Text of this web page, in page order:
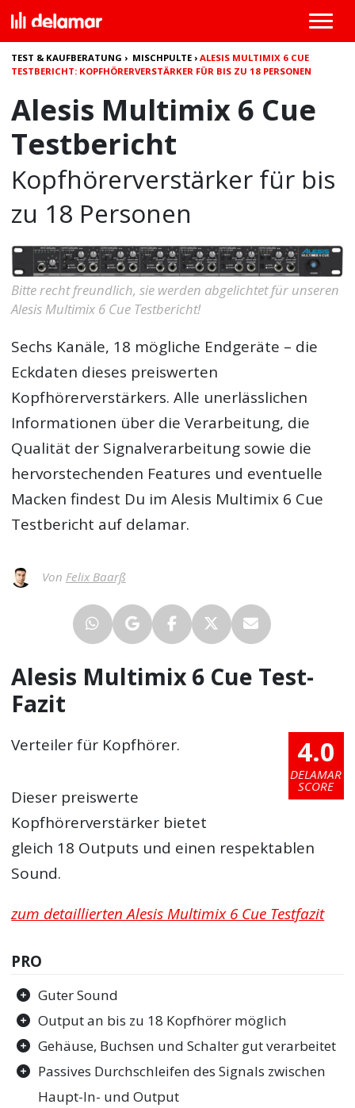
TEST & KAUFBERATUNG › MISCHPULTE ›ALESIS MULTIMIX 6 CUE
TESTBERICHT: KOPFHÖRERVERSTÄRKER FÜR BIS ZU 18 PERSONEN
Alesis Multimix 6 Cue
Testbericht
Kopfhörerverstärker für bis
zu 18 Personen
Bitte recht freundlich, sie werden abgelichtet für unseren
Alesis Multimix 6 Cue Testbericht!
Sechs Kanäle, 18 mögliche Endgeräte – die
Eckdaten dieses preiswerten
Kopfhörerverstärkers. Alle unerlässlichen
Informationen über die Verarbeitung, die
Qualität der Signalverarbeitung sowie die
hervorstechenden Features und eventuelle
Macken findest Du imAlesis Multimix 6 Cue
Testbericht auf delamar.
Von Felix Baarß
Alesis Multimix 6 Cue Test-
Fazit
4.0
DELAMAR
SCORE
Verteiler für Kopfhörer.
Dieser preiswerte
Kopfhörerverstärker bietet
gleich 18 Outputs und einen respektablen
Sound.
zum detaillierten Alesis Multimix 6 Cue Testfazit
PRO
Guter Sound
Output an bis zu 18 Kopfhörer möglich
Gehäuse, Buchsen und Schalter gut verarbeitet
Passives Durchschleifen des Signals zwischen
Haupt-In- und Output